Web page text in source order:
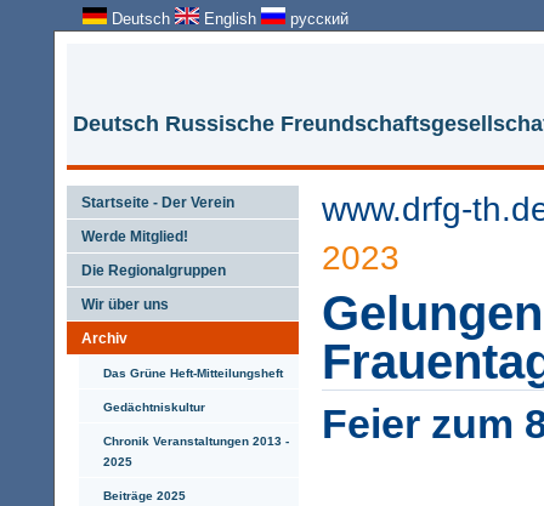
Deutsch English русский
Deutsch Russische
Startseite - Der Verein
Werde Mitglied!
Die Regionalgruppen
Wir über uns
Archiv
Das Grüne Heft-Mitteilungsheft
Gedächtniskultur
Chronik Veranstaltungen 2013 -
2025
Beiträge 2025
www.drfg-
2023
Feier zum